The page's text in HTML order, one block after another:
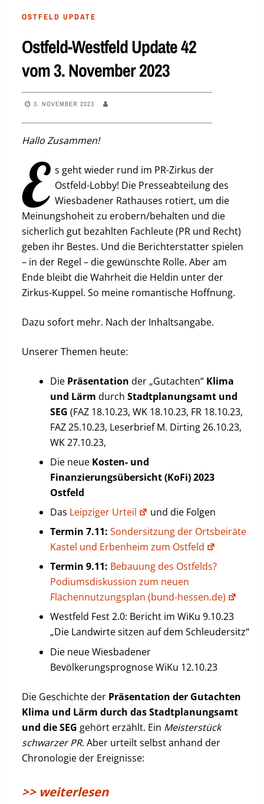
OSTFELD UPDATE
Ostfeld-Westfeld Update 42
vom 3. November 2023
3. NOVEMBER 2023
Hallo Zusammen!
E s geht wieder rund im PR-Zirkus der
Ostfeld-Lobby! Die Presseabteilung des
Wiesbadener Rathauses rotiert, um die
Meinungshoheit zu erobern/behalten und die
sicherlich gut bezahlten Fachleute (PR und Recht)
geben ihr Bestes. Und die Berichterstatter spielen
– in der Regel – die gewünschte Rolle. Aber am
Ende bleibt die Wahrheit die Heldin unter der
Zirkus-Kuppel. So meine romantische Hoffnung.
Dazu sofort mehr. Nach der Inhaltsangabe.
Unserer Themen heute:
Die Präsentation der „Gutachten“ Klima
und Lärm durch Stadtplanungsamt und
SEG (FAZ 18.10.23, WK 18.10.23, FR 18.10.23,
FAZ 25.10.23, Leserbrief M. Dirting 26.10.23,
WK 27.10.23,
Die neue Kosten- und
Finanzierungsübersicht (KoFi) 2023
Ostfeld
Das Leipziger Urteil
und die Folgen
Termin 7.11: Sondersitzung der Ortsbeiräte
Kastel und Erbenheim zum Ostfeld
Termin 9.11: Bebauung des Ostfelds?
Podiumsdiskussion zum neuen
Flächennutzungsplan (bund-hessen.de)
Westfeld Fest 2.0: Bericht im WiKu 9.10.23
„Die Landwirte sitzen auf dem Schleudersitz“
Die neue Wiesbadener
Bevölkerungsprognose WiKu 12.10.23
Die Geschichte derPräsentation der Gutachten
Klima und Lärm durch das Stadtplanungsamt
und die SEG gehört erzählt. Ein Meisterstück
schwarzer PR. Aber urteilt selbst anhand der
Chronologie der Ereignisse:
>> weiterlesen